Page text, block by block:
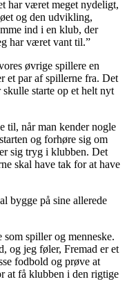
har været meget nydeligt,
og den udvikling,
ind i en klub, der
har været vant til.”
øvrige spillere en
et par af spillerne fra. Det
starte op et helt nyt
til, når man kender nogle
og forhøre sig om
sig tryg i klubben. Det
skal have tak for at have
bygge på sine allerede
spiller og menneske.
og jeg føler, Fremad er et
fodbold og prøve at
at få klubben i den rigtige